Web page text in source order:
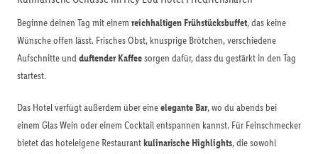
Beginne deinen Tag mit einem reichhaltigen Frühstücksbuffet, das keine
Wünsche offen lässt. Frisches Obst, knusprige Brötchen, verschiedene
Aufschnitte undduftender Kaffeesorgen dafür, dass du gestärkt in den Tag
startest.
Das Hotel verfügt außerdem über eineelegante Bar, wo du abends bei
einem Glas Wein oder einem Cocktail entspannen kannst. Für Feinschmecker
bietet das hoteleigene Restaurantkulinarische Highlights, die sowohl